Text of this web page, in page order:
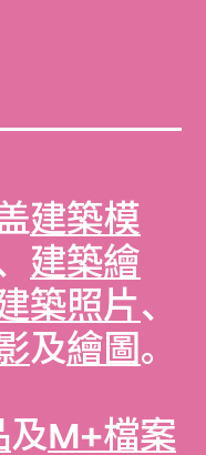
建築模
建築繪
築照片、
及繪圖。
及M+檔案